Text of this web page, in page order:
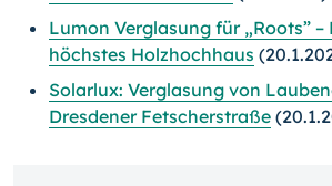
Lumon Verglasung für „Roots”
höchstes Holzhochhaus
Solarlux: Verglasung von
Dresdener Fetscherstraße